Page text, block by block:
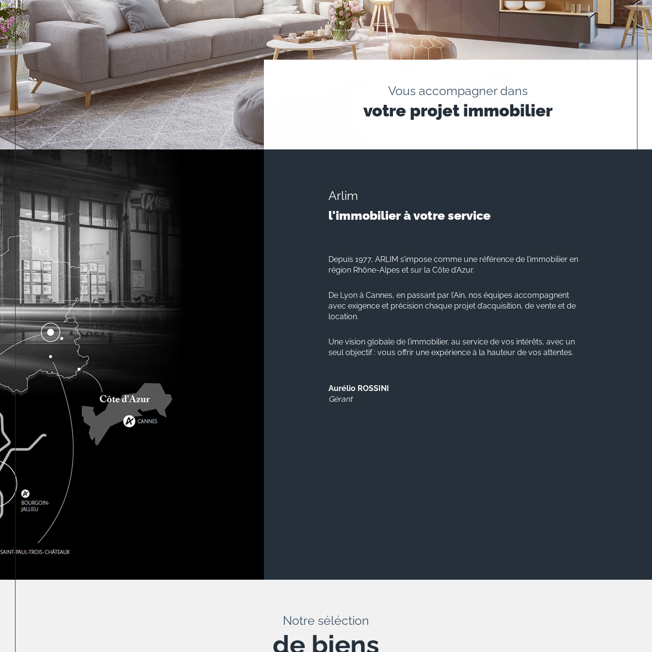
Vous accompagner dans
votre projet immobilier
Arlim
l'immobilier à votre service
Depuis 1977, ARLIM s’impose comme une référence de l’immobilier en
région Rhône-Alpes et sur la Côte d’Azur.
De Lyon à Cannes, en passant par l’Ain, nos équipes accompagnent
avec exigence et précision chaque projet d’acquisition, de vente et de
location.
Une vision globale de l’immobilier, au service de vos intérêts, avec un
seul objectif : vous offrir une expérience à la hauteur de vos attentes.
Aurélio ROSSINI
Gérant
Notre séléction
de biens